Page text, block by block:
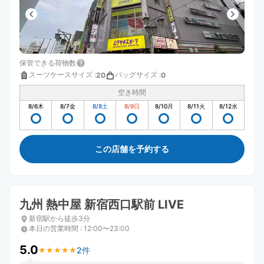
保管できる荷物数
スーツケースサイズ :20 バッグサイズ :0
空き時間
8/6木 8/7金 8/8土 8/9日 8/10月 8/11火 8/12水
この店舗を予約する
九州 熱中屋 新宿西口駅前 LIVE
新宿駅から徒歩3分
本日の営業時間 : 12:00〜23:00
5.0★ ★ ★ ★ ★
★ ★ ★ ★ ★ 2件